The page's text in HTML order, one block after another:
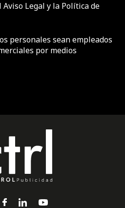
Aviso Legal y la Política de
personales sean empleados
por medios